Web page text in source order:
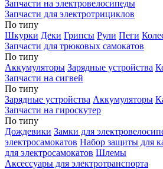
Запчасти на электровелосипеды
Запчасти для электротрициклов
По типу
Шкурки Деки Грипсы Рули Пеги
Запчасти для трюковых самокатов
По типу
Аккумуляторы Зарядные устройства
Запчасти на сигвей
По типу
Зарядные устройства Аккумуляторы
Запчасти на гироскутер
По типу
Дождевики Замки для
электросамокатов Набор защиты для
для электросамокатов Шлемы
Аксессуары для электротранспорта